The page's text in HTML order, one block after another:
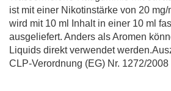
ist mit einer Nikotinstärke von 20 mg/
wird mit 10 ml Inhalt in einer 10 ml
ausgeliefert. Anders als Aromen
Liquids direkt verwendet
CLP-Verordnung (EG) Nr. 1272/2008